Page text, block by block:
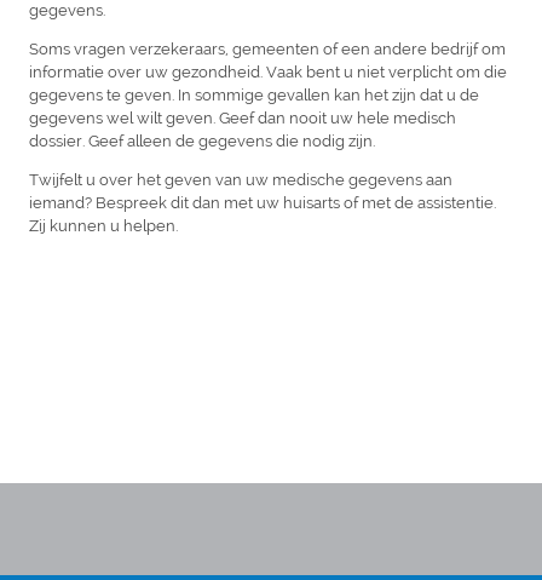
gegevens.
Soms vragen verzekeraars, gemeenten of een andere bedrijf om
informatie over uw gezondheid. Vaak bent u niet verplicht om die
gegevens te geven. In sommige gevallen kan het zijn dat u de
gegevens wel wilt geven. Geef dan nooit uw hele medisch
dossier. Geef alleen de gegevens die nodig zijn.
Twijfelt u over het geven van uw medische gegevens aan
iemand? Bespreek dit dan met uw huisarts of met de assistentie.
Zij kunnen u helpen.